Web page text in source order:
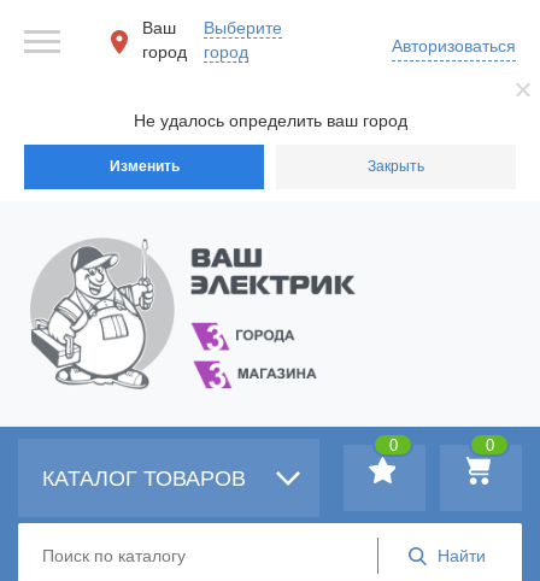
Не удалось определить ваш город
Изменить Закрыть
Ваш
город
Выберите
город
Авторизоваться
КАТАЛОГ ТОВАРОВ
0
0